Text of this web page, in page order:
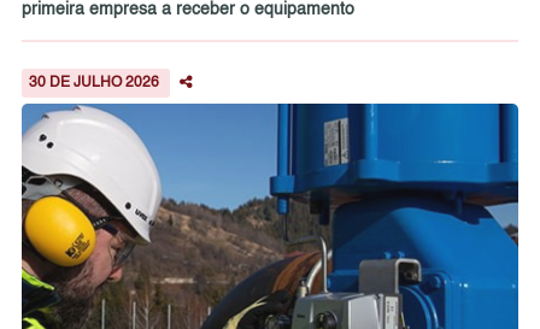
primeira empresa a receber o equipamento
30 DE JULHO 2026